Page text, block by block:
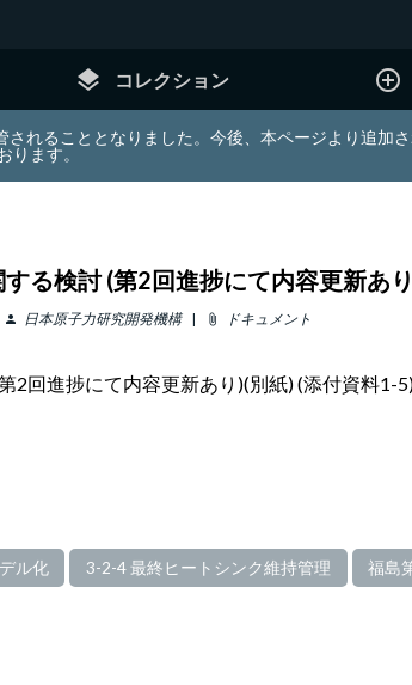
layers コレクション add_circle_outline
れることとなりました。今後、本ページより追
ます。
る検討 (第2回進捗にて内容更新あ
person 日本原子力研究開発機構 attach_file ドキュメント
2回進捗にて内容更新あり)(別紙) (添付資料1-
ル化 3-2-4 最終ヒートシンク維持管理 福島